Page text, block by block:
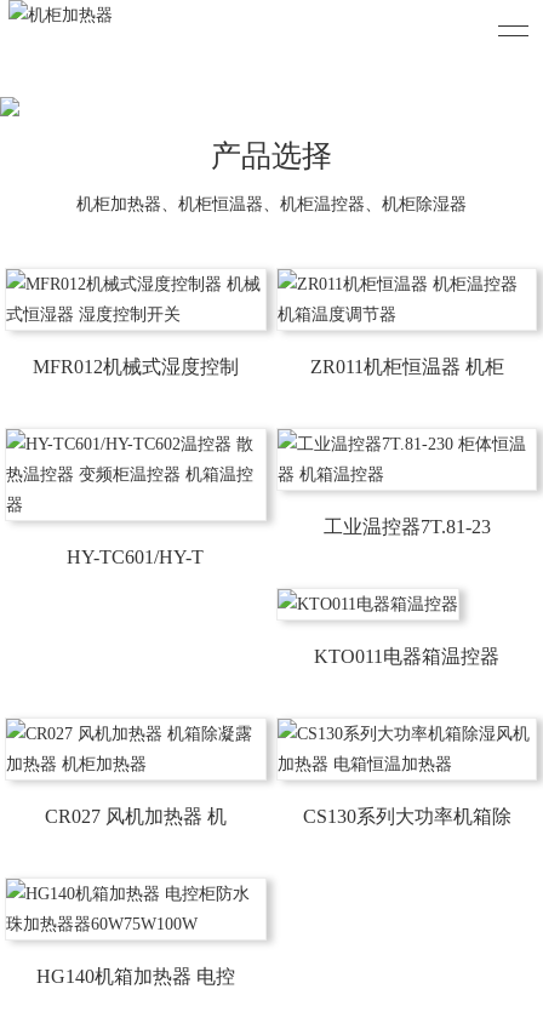
产品选择
机柜加热器、机柜恒温器、机柜温控器、机柜除湿器
MFR012机械式湿度控制 ZR011机柜恒温器 机柜
HY-TC601/HY-T
工业温控器7T.81-23
KTO011电器箱温控器
CR027 风机加热器 机 CS130系列大功率机箱除
HG140机箱加热器 电控